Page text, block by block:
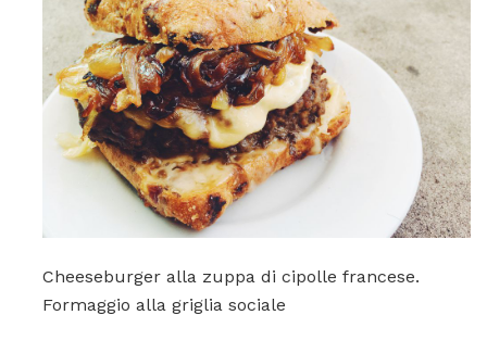
Cheeseburger alla zuppa di cipolle francese.
Formaggio alla griglia sociale